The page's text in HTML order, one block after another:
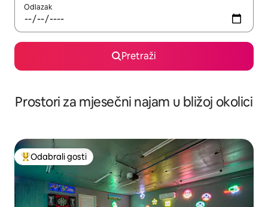
Odlazak
Pretraži
Prostori za mjesečni najam u bližoj okolici
Među najviše rangiranima s oznakom „Odabrali gosti”
Odabrali gosti